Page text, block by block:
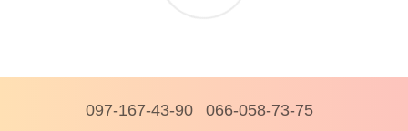
097-167-43-90 066-058-73-75